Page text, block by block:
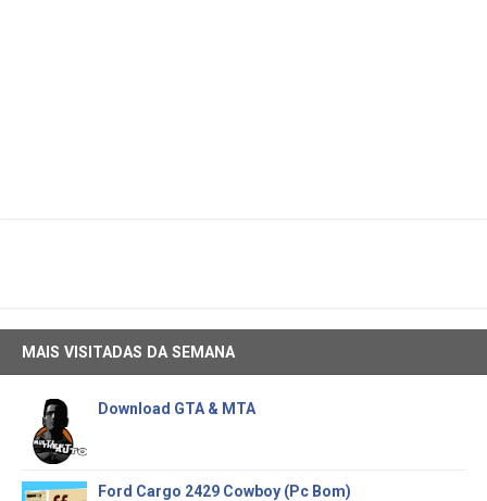
MAIS VISITADAS DA SEMANA
Download GTA & MTA
Ford Cargo 2429 Cowboy (Pc Bom)